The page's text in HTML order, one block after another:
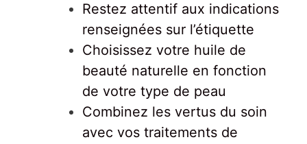
Restez attentif aux indications
renseignées sur l’étiquette
Choisissez votre huile de
beauté naturelle en fonction
de votre type de peau
Combinez les vertus du soin
avec vos traitements de